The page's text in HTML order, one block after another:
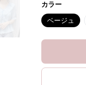
カラー
ベージュ